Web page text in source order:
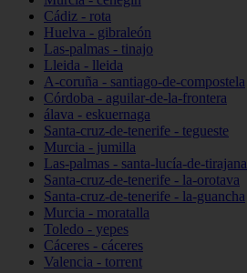
Cádiz - rota
Huelva - gibraleón
Las-palmas - tinajo
Lleida - lleida
A-coruña - santiago-de-compostela
Córdoba - aguilar-de-la-frontera
álava - eskuernaga
Santa-cruz-de-tenerife - tegueste
Murcia - jumilla
Las-palmas - santa-lucía-de-tirajana
Santa-cruz-de-tenerife - la-orotava
Santa-cruz-de-tenerife - la-guancha
Murcia - moratalla
Toledo - yepes
Cáceres - cáceres
Valencia - torrent